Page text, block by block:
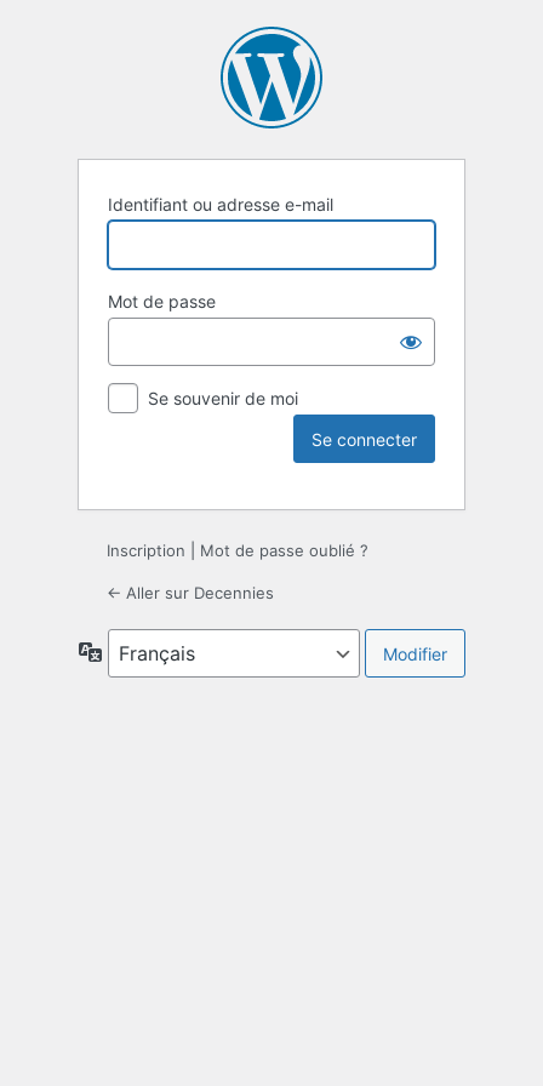
Identifiant ou adresse e-mail
Mot de passe
Se souvenir de moi
Inscription Mot de passe oublié ?
← Aller sur Decennies
Langue